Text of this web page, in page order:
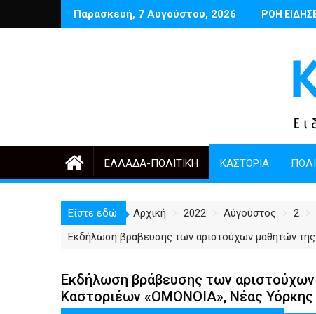
Παρασκευή, 7 Αυγούστου, 2026 ΡΟΗ
Δέντρα έργα και πόλη: ανάμεσα στην ανάγκη και την
Ποιος θυμάται σήμερα τους
ΕΛΛΆΔΑ-ΠΟΛΙΤΙΚΉ ΚΑΣΤΟΡΙΆ
Είστε εδώ: Αρχική 2022 Αύγουστος
2
Εκδήλωση βράβευσης των αριστούχων μαθητών
Εκδήλωση βράβευσης των
Καστοριέων «ΟΜΟΝΟΙΑ», Νέας